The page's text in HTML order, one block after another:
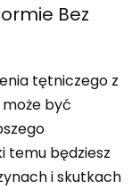
Bez
tętniczego z
być
temu będziesz
i skutkach